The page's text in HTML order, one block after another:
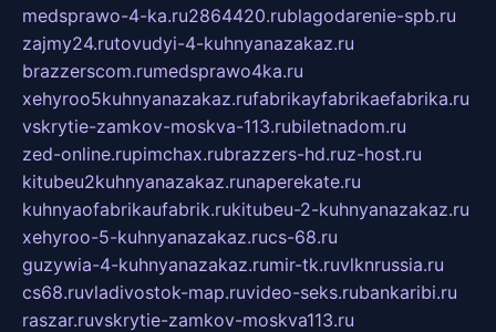
medsprawo-4-ka.ru2864420.rublagodarenie-spb.ru
zajmy24.rutovudyi-4-kuhnyanazakaz.ru
brazzerscom.rumedsprawo4ka.ru
xehyroo5kuhnyanazakaz.rufabrikayfabrikaefabrika.ru
vskrytie-zamkov-moskva-113.rubiletnadom.ru
zed-online.rupimchax.rubrazzers-hd.ruz-host.ru
kitubeu2kuhnyanazakaz.runaperekate.ru
kuhnyaofabrikaufabrik.rukitubeu-2-kuhnyanazakaz.ru
xehyroo-5-kuhnyanazakaz.rucs-68.ru
guzywia-4-kuhnyanazakaz.rumir-tk.ruvlknrussia.ru
cs68.ruvladivostok-map.ruvideo-seks.rubankaribi.ru
raszar.ruvskrytie-zamkov-moskva113.ru